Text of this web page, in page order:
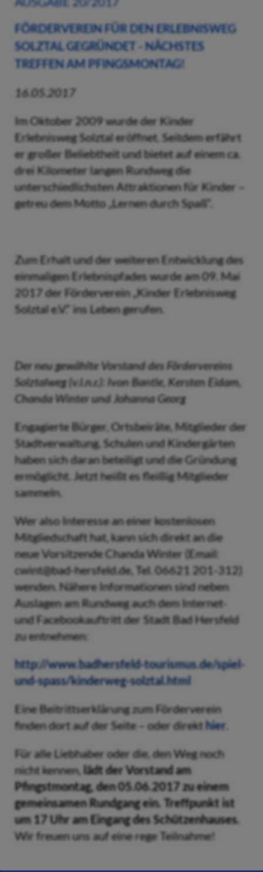
FÖRDERVEREIN FÜR DEN ERLEBNISWEG
SOLZTAL GEGRÜNDET - NÄCHSTES
TREFFEN AM PFINGSMONTAG!
16.05.2017
Im Oktober 2009 wurde der Kinder
Erlebnisweg Solztal eröffnet. Seitdem erfährt
er großer Beliebtheit und bietet auf einem ca.
drei Kilometer langen Rundweg die
unterschiedlichsten Attraktionen für Kinder –
getreu dem Motto „Lernen durch Spaß“.
Zum Erhalt und der weiteren Entwicklung des
einmaligen Erlebnispfades wurde am 09. Mai
2017 der Förderverein „Kinder Erlebnisweg
Solztal e.V.“ ins Leben gerufen.
Der neu gewählte Vorstand des Fördervereins
Solztalweg (v.l.n.r.): Ivon Bantle, Kersten Eidam,
Chanda Winter und Johanna Georg
Engagierte Bürger, Ortsbeiräte, Mitglieder der
Stadtverwaltung, Schulen und Kindergärten
haben sich daran beteiligt und die Gründung
ermöglicht. Jetzt heißt es fleißig Mitglieder
sammeln.
Wer also Interesse an einer kostenlosen
Mitgliedschaft hat, kann sich direkt an die
neue Vorsitzende Chanda Winter (Email:
cwint@bad-hersfeld.de, Tel. 06621 201-312)
wenden. Nähere Informationen sind neben
Auslagen am Rundweg auch dem Internet-
und Facebookauftritt der Stadt Bad Hersfeld
zu entnehmen:
http://www.badhersfeld-tourismus.de/spiel-
und-spass/kinderweg-solztal.html
Eine Beitrittserklärung zum Förderverein
finden dort auf der Seite – oder direkthier
Für alle Liebhaber oder die, den Weg noch
nicht kennen, lädt der Vorstand am
Pfingstmontag, den 05.06.2017 zu einem
gemeinsamen Rundgang ein. Treffpunkt ist
um 17 Uhr am Eingang des Schützenhauses.
Wir freuen uns auf eine rege Teilnahme!